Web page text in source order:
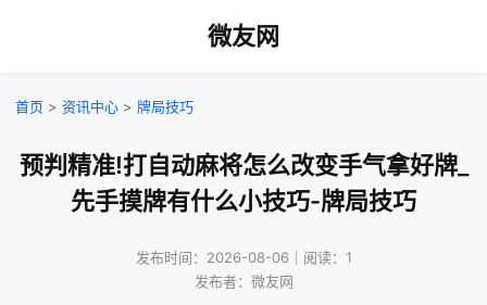
微友网
首页 > 资讯中心 > 牌局技巧
预判精准!打自动麻将怎么改变手气拿好牌_
先手摸牌有什么小技巧-牌局技巧
发布时间：2026-08-06｜阅读：1
发布者：微友网